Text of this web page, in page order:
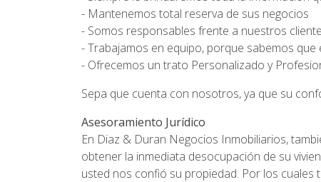
- Mantenemos total reserva de sus negocios
- Somos responsables frente a nuestros
- Trabajamos en equipo, porque sabemos
- Ofrecemos un trato Personalizado y
Sepa que cuenta con nosotros, ya que su
Asesoramiento Jurídico
En Diaz & Duran Negocios Inmobiliarios,
obtener la inmediata desocupación de su
usted nos confió su propiedad. Por los